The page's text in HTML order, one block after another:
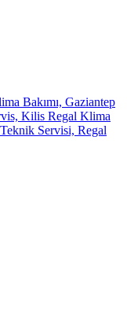
Bakımı, Gaziantep
Kilis Regal Klima
Servisi, Regal